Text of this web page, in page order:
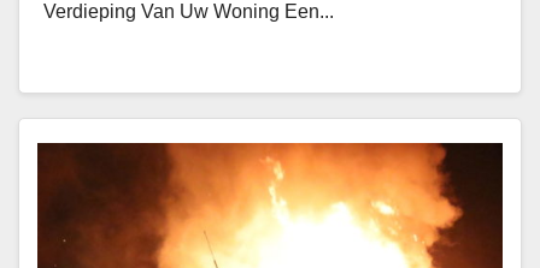
Verdieping Van Uw Woning Een...